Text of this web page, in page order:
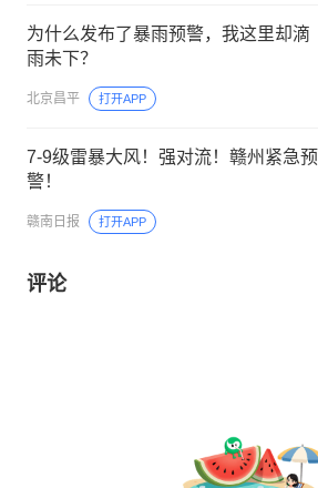
为什么发布了暴雨预警，我这里却滴
雨未下？
北京昌平 打开APP
7-9级雷暴大风！强对流！赣州紧急预
警！
赣南日报 打开APP
评论